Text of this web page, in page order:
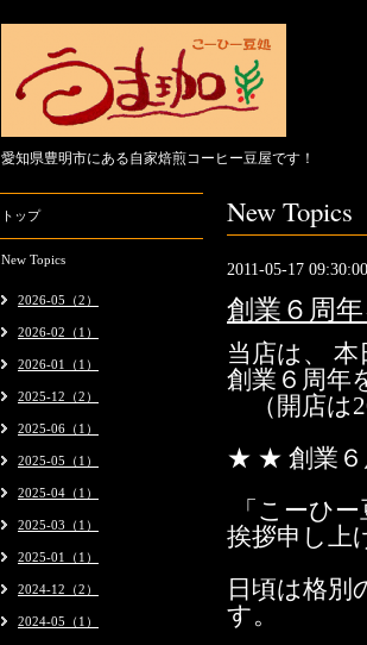
愛知県豊明市にある自家焙煎コーヒー豆屋です！
New Topics
2011-05-17 09:30:00
創業６周
当店は、
創業６周年
（開店は
★ ★ 創業
「こーひ
挨拶申し上
日頃は格別
す。
トップ
New Topics
2026-05（2）
2026-02（1）
2026-01（1）
2025-12（2）
2025-06（1）
2025-05（1）
2025-04（1）
2025-03（1）
2025-01（1）
2024-12（2）
2024-05（1）